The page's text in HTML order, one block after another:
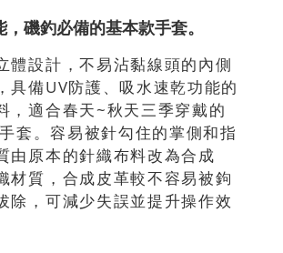
磯釣必備的基本款手套。
體設計，不易沾黏線頭的內側
具備UV防護、吸水速乾功能的
，適合春天~秋天三季穿戴的
套。容易被針勾住的掌側和指
由原本的針織布料改為合成
材質，合成皮革較不容易被鉤
除，可減少失誤並提升操作效